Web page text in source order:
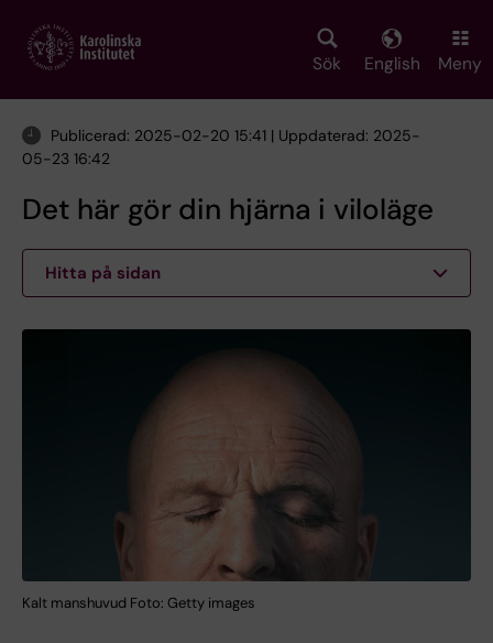
main
Sök English Meny
Publicerad: 2025-02-20 15:41 | Uppdaterad: 2025-
05-23 16:42
Det här gör din hjärna i viloläge
Hitta på sidan
Kalt manshuvud Foto: Getty images